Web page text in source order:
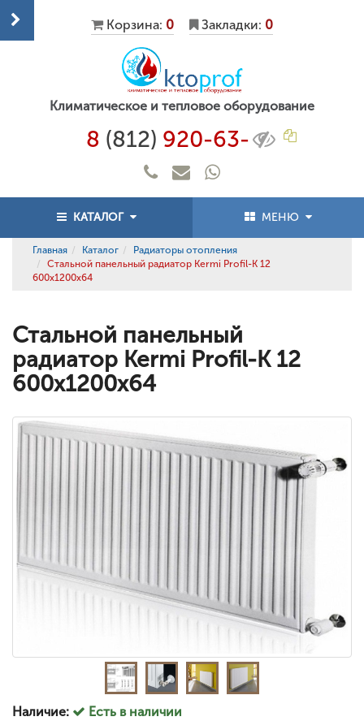
Корзина: 0 Закладки: 0
Климатическое и тепловое оборудование
8 (812) 920-63-
КАТАЛОГ МЕНЮ
Главная Каталог
Радиаторы отопления
Стальной панельный радиатор Kermi Profil-K 12
600x1200x64
Стальной панельный
радиатор Kermi Profil-K 12
600x1200x64
Наличие:
Есть в наличии